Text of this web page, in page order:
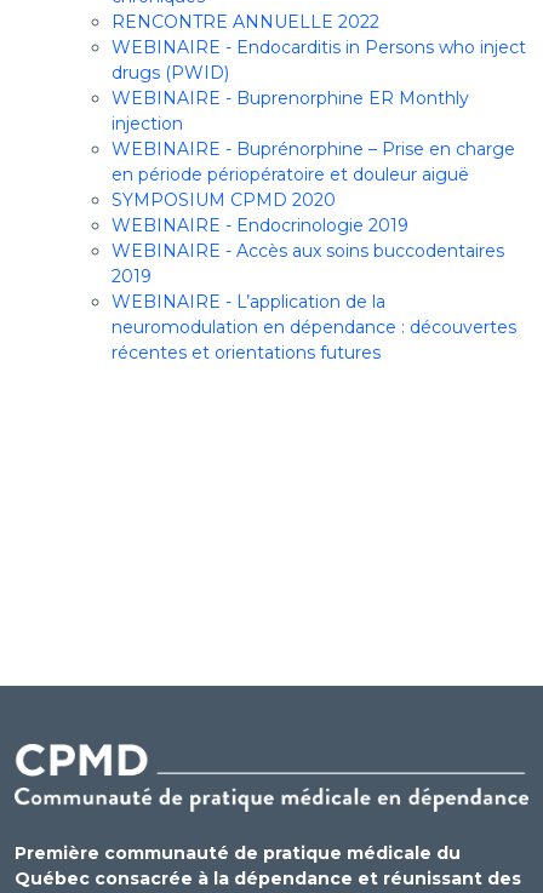
RENCONTRE ANNUELLE 2022
WEBINAIRE - Endocarditis in Persons who inject
drugs (PWID)
WEBINAIRE - Buprenorphine ER Monthly
injection
WEBINAIRE - Buprénorphine – Prise en charge
en période périopératoire et douleur aiguë
SYMPOSIUM CPMD 2020
WEBINAIRE - Endocrinologie 2019
WEBINAIRE - Accès aux soins buccodentaires
2019
WEBINAIRE - L’application de la
neuromodulation en dépendance : découvertes
récentes et orientations futures
Première communauté de pratique médicale du
Québec consacrée à la dépendance et réunissant des